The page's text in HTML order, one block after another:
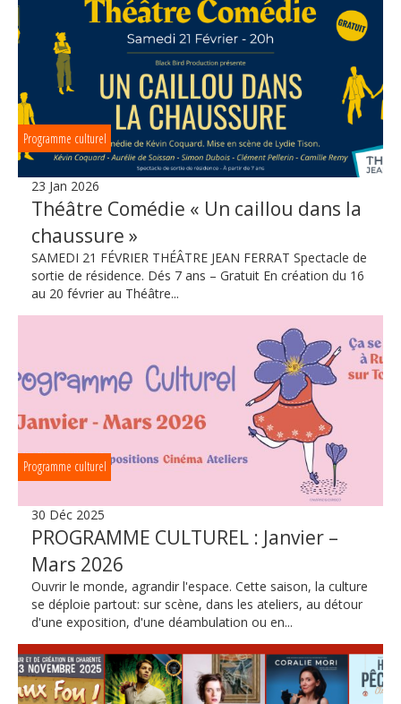
Programme culturel
23 Jan 2026
Théâtre Comédie « Un caillou dans la
chaussure »
SAMEDI 21 FÉVRIER THÉÂTRE JEAN FERRAT Spectacle de
sortie de résidence. Dés 7 ans – Gratuit En création du 16
au 20 février au Théâtre...
Programme culturel
30 Déc 2025
PROGRAMME CULTUREL : Janvier –
Mars 2026
Ouvrir le monde, agrandir l'espace. Cette saison, la culture
se déploie partout: sur scène, dans les ateliers, au détour
d'une exposition, d'une déambulation ou en...